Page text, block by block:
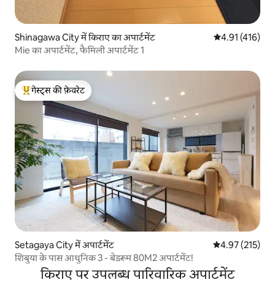
Shinagawa City में किराए का अपार्टमेंट औसत रेटिंग 5 में से
4.91 (416)
Mie का अपार्टमेंट, फैमिली अपार्टमेंट 1
गेस्ट्स का टॉप फ़ेवरेट
गेस्ट्स की फ़ेवरेट
Setagaya City में अपार्टमेंट औसत रेटिंग 5 में से
4.97 (215)
शिबुया के पास आधुनिक 3 - बेडरूम 80M2 अपार्टमेंट!
किराए पर उपलब्ध पारिवारिक अपार्टमेंट